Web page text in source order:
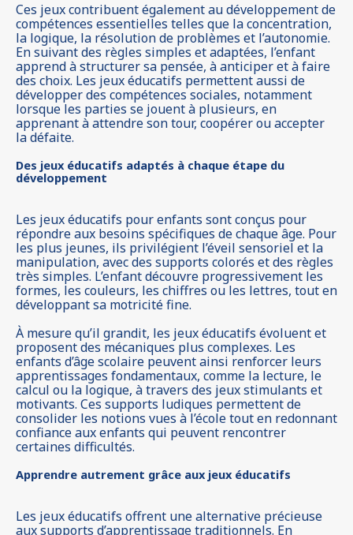
Ces jeux contribuent également au développement de
compétences essentielles telles que la concentration,
la logique, la résolution de problèmes et l’autonomie.
En suivant des règles simples et adaptées, l’enfant
apprend à structurer sa pensée, à anticiper et à faire
des choix. Les jeux éducatifs permettent aussi de
développer des compétences sociales, notamment
lorsque les parties se jouent à plusieurs, en
apprenant à attendre son tour, coopérer ou accepter
la défaite.
Des jeux éducatifs adaptés à chaque étape du
développement
Les jeux éducatifs pour enfants sont conçus pour
répondre aux besoins spécifiques de chaque âge. Pour
les plus jeunes, ils privilégient l’éveil sensoriel et la
manipulation, avec des supports colorés et des règles
très simples. L’enfant découvre progressivement les
formes, les couleurs, les chiffres ou les lettres, tout en
développant sa motricité fine.
À mesure qu’il grandit, les jeux éducatifs évoluent et
proposent des mécaniques plus complexes. Les
enfants d’âge scolaire peuvent ainsi renforcer leurs
apprentissages fondamentaux, comme la lecture, le
calcul ou la logique, à travers des jeux stimulants et
motivants. Ces supports ludiques permettent de
consolider les notions vues à l’école tout en redonnant
confiance aux enfants qui peuvent rencontrer
certaines difficultés.
Apprendre autrement grâce aux jeux éducatifs
Les jeux éducatifs offrent une alternative précieuse
aux supports d’apprentissage traditionnels. En